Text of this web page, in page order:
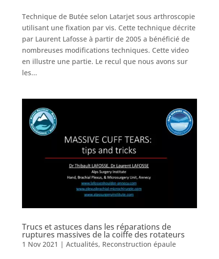
Technique de Butée selon Latarjet sous arthroscopie
utilisant une fixation par vis. Cette technique décrite
par Laurent Lafosse à partir de 2005 a bénéficié de
nombreuses modifications techniques. Cette video
en illustre une partie. Le recul que nous avons sur
les...
Trucs et astuces dans les réparations de
ruptures massives de la coiffe des rotateurs
1 Nov 2021 | Actualités, Reconstruction épaule